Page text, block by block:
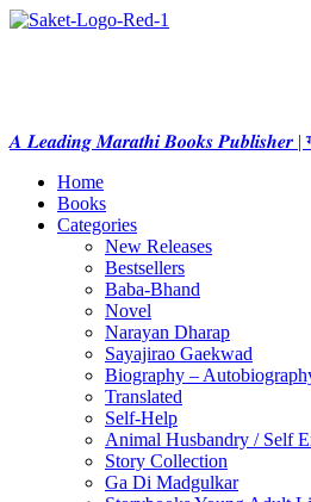
𝑨 𝑳𝒆𝒂𝒅𝒊𝒏𝒈 𝑴𝒂𝒓𝒂𝒕𝒉𝒊 𝑩𝒐𝒐𝒌𝒔 𝑷𝒖𝒃𝒍𝒊𝒔𝒉𝒆𝒓 |
Home
Books
Categories
New Releases
Bestsellers
Baba-Bhand
Novel
Narayan Dharap
Sayajirao Gaekwad
Biography –
Translated
Self-Help
Animal Husbandry / Self
Story Collection
Ga Di Madgulkar